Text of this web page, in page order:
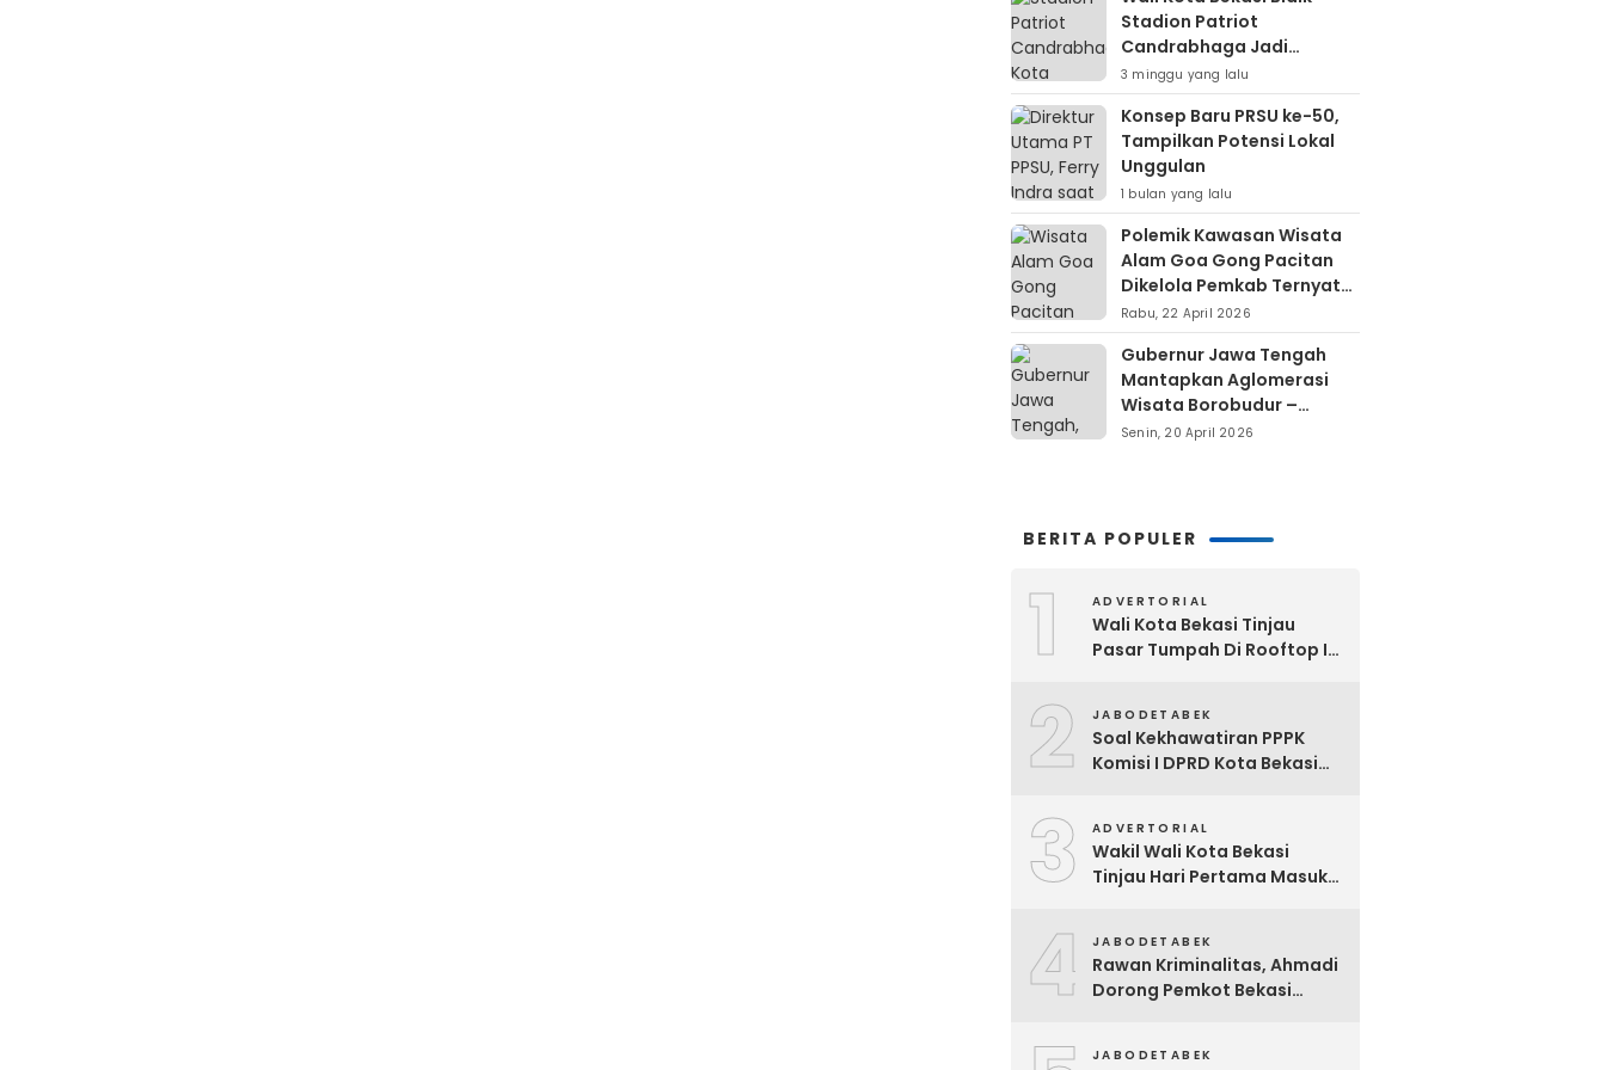
Stadion Patriot
Candrabhaga Jadi
Kawasan Sport City Dan
Sport Tourism
3 minggu yang lalu
Konsep Baru PRSU ke-50,
Tampilkan Potensi Lokal
Unggulan
1 bulan yang lalu
Polemik Kawasan Wisata
Alam Goa Gong Pacitan
Dikelola Pemkab Ternyata
Berdiri Di Atas Lahan Milik
Warga
Rabu, 22 April 2026
Gubernur Jawa Tengah
Mantapkan Aglomerasi
Wisata Borobudur –
Kopeng – Rawa Pening
Senin, 20 April 2026
BERITA POPULER
1 ADVERTORIAL
Wali Kota Bekasi Tinjau
Pasar Tumpah Di Rooftop I
Disiapkan Bertahap
2 JABODETABEK
Soal Kekhawatiran PPPK
Komisi I DPRD Kota Bekasi
3 ADVERTORIAL
Wakil Wali Kota Bekasi
Tinjau Hari Pertama Masuk
Ajaran Baru 2026
4 JABODETABEK
Rawan Kriminalitas, Ahmadi
Dorong Pemkot Bekasi
JABODETABEK